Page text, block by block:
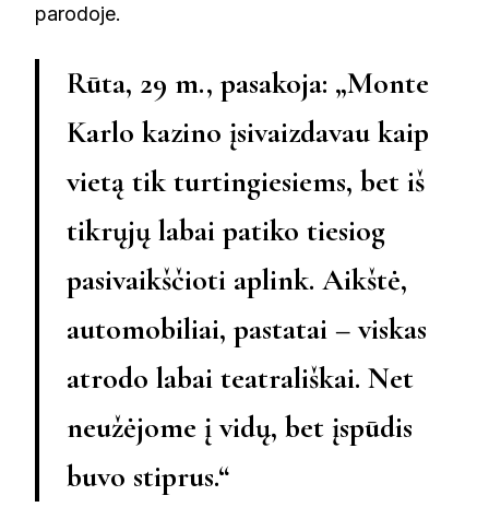
parodoje.
Rūta, 29 m., pasakoja: „Monte
Karlo kazino įsivaizdavau kaip
vietą tik turtingiesiems, bet iš
tikrųjų labai patiko tiesiog
pasivaikščioti aplink. Aikštė,
automobiliai, pastatai – viskas
atrodo labai teatrališkai. Net
neužėjome į vidų, bet įspūdis
buvo stiprus.“